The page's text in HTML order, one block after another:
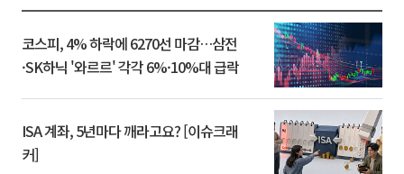
코스피, 4% 하락에 6270선 마감…삼전
·SK하닉 '와르르' 각각 6%·10%대 급락
ISA 계좌, 5년마다 깨라고요? [이슈크래
커]